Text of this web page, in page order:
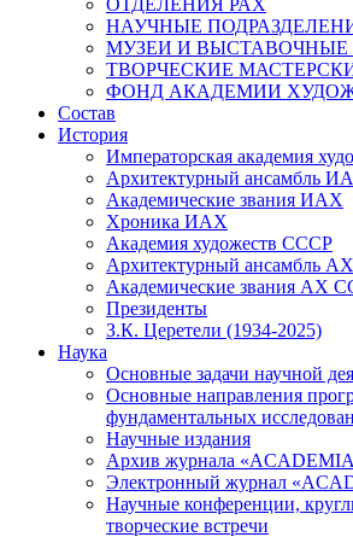
НАУЧНЫЕ
МУЗЕИ И ВЫСТАВОЧНЫЕ
ТВОРЧЕСКИЕ
ФОНД АКАДЕМИИ
Состав
История
Императорская академия
Архитектурный ансамбль
Академические звания ИАХ
Хроника ИАХ
Академия художеств СССР
Архитектурный ансамбль
Академические звания АХ
Президенты
З.К. Церетели (1934-2025)
Наука
Основные задачи научной
Основные направления
фундаментальных
Научные издания
Архив журнала
Электронный журнал
Научные конференции,
творческие встречи